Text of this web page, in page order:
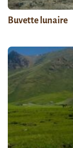
Buvette lunaire